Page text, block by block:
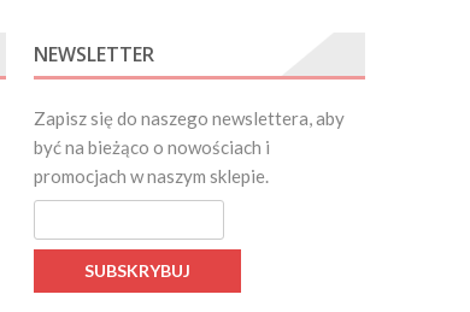
NEWSLETTER
Zapisz się do naszego newslettera, aby
być na bieżąco o nowościach i
promocjach w naszym sklepie.